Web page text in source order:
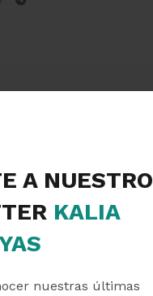
A NUESTRO
KALIA
nuestras últimas